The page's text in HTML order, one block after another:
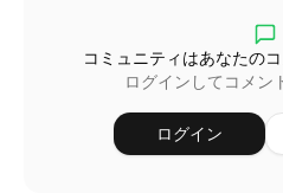
コミュニティはあなたの
ログインしてコメン
ログイン